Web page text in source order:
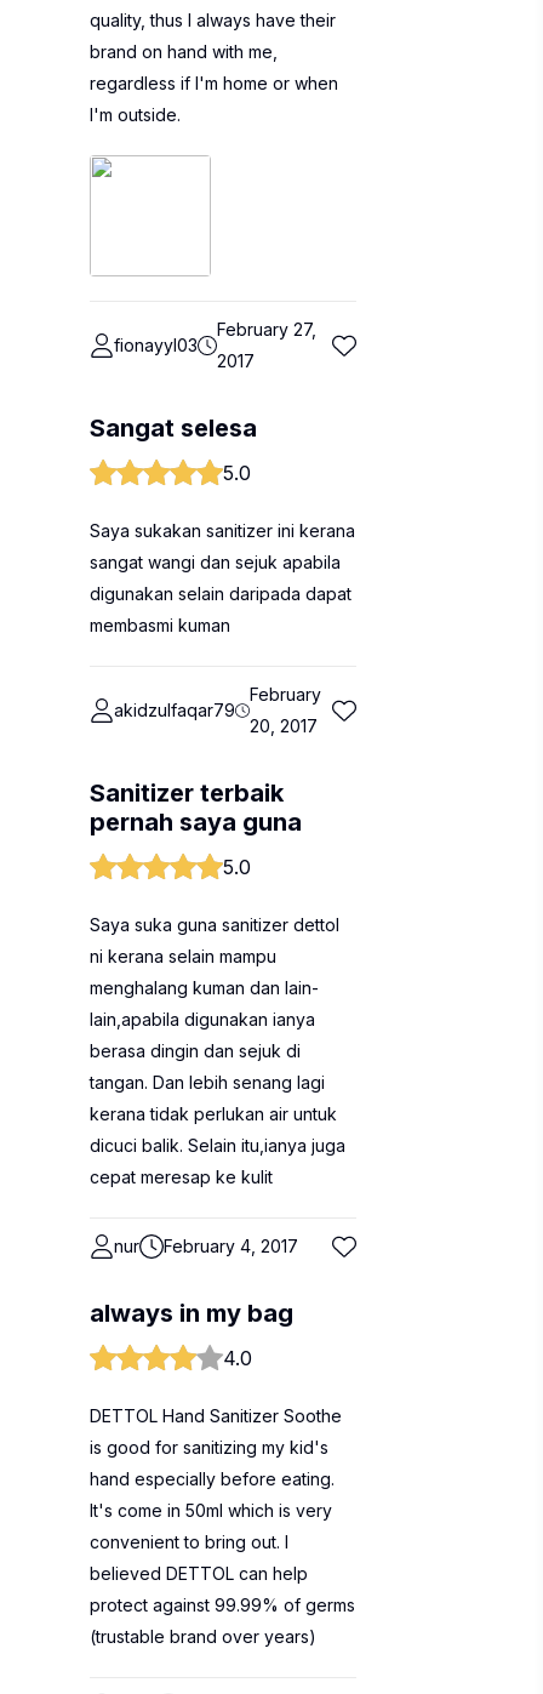
quality, thus I always have their
brand on hand with me,
regardless if I'm home or when
I'm outside.
fionayyl03
February 27,
2017
Sangat selesa
5.0
Saya sukakan sanitizer ini kerana
sangat wangi dan sejuk apabila
digunakan selain daripada dapat
membasmi kuman
akidzulfaqar79
February
20, 2017
Sanitizer terbaik
pernah saya guna
5.0
Saya suka guna sanitizer dettol
ni kerana selain mampu
menghalang kuman dan lain-
lain,apabila digunakan ianya
berasa dingin dan sejuk di
tangan. Dan lebih senang lagi
kerana tidak perlukan air untuk
dicuci balik. Selain itu,ianya juga
cepat meresap ke kulit
nur February 4, 2017
always in my bag
4.0
DETTOL Hand Sanitizer Soothe
is good for sanitizing my kid's
hand especially before eating.
It's come in 50ml which is very
convenient to bring out. I
believed DETTOL can help
protect against 99.99% of germs
(trustable brand over years)